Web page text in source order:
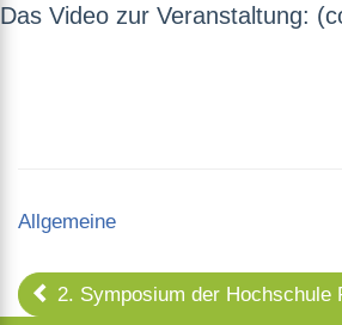
Das Video zur Veranstaltung:
Categories
Allgemeine
2. Symposium der Hochschule